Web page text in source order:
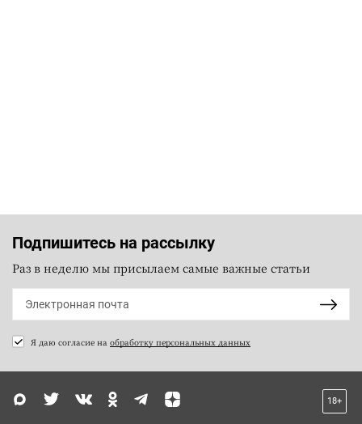
Подпишитесь на рассылку
Раз в неделю мы присылаем самые важные статьи
Я даю согласие на обработку персональных данных
18+